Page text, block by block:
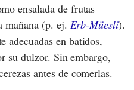
ensalada de frutas
mañana (p. ej. Erb-Müesli).
adecuadas en batidos,
su dulzor. Sin embargo,
antes de comerlas.